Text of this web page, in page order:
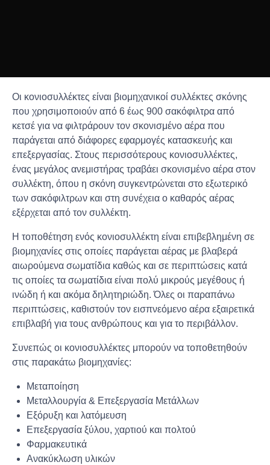
Οι κονιοσυλλέκτες είναι βιομηχανικοί συλλέκτες σκόνης
που χρησιμοποιούν από 6 έως 900 σακόφιλτρα από
κετσέ για να φιλτράρουν τον σκονισμένο αέρα που
παράγεται από διάφορες εφαρμογές κατασκευής και
επεξεργασίας. Στους περισσότερους κονιοσυλλέκτες,
ένας μεγάλος ανεμιστήρας τραβάει σκονισμένο αέρα στον
συλλέκτη, όπου η σκόνη συγκεντρώνεται στο εξωτερικό
των σακόφιλτρων και στη συνέχεια ο καθαρός αέρας
εξέρχεται από τον συλλέκτη.
Η τοποθέτηση ενός κονιοσυλλέκτη είναι επιβεβλημένη σε
βιομηχανίες στις οποίες παράγεται αέρας με βλαβερά
αιωρούμενα σωματίδια καθώς και σε περιπτώσεις κατά
τις οποίες τα σωματίδια είναι πολύ μικρούς μεγέθους ή
ινώδη ή και ακόμα δηλητηριώδη. Όλες οι παραπάνω
περιπτώσεις, καθιστούν τον εισπνεόμενο αέρα εξαιρετικά
επιβλαβή για τους ανθρώπους και για το περιβάλλον.
Συνεπώς οι κονιοσυλλέκτες μπορούν να τοποθετηθούν
στις παρακάτω βιομηχανίες:
Μεταποίηση
Μεταλλουργία & Επεξεργασία Μετάλλων
Εξόρυξη και λατόμευση
Επεξεργασία ξύλου, χαρτιού και πολτού
Φαρμακευτικά
Ανακύκλωση υλικών